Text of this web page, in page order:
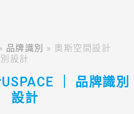
品牌識別 » 奧斯空間設計
設計
｜ 品牌識別
設計